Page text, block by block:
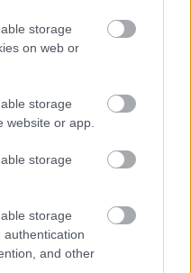
storage
on web or
storage
website or app.
storage
storage
authentication
and other
könyvtáros projektje.